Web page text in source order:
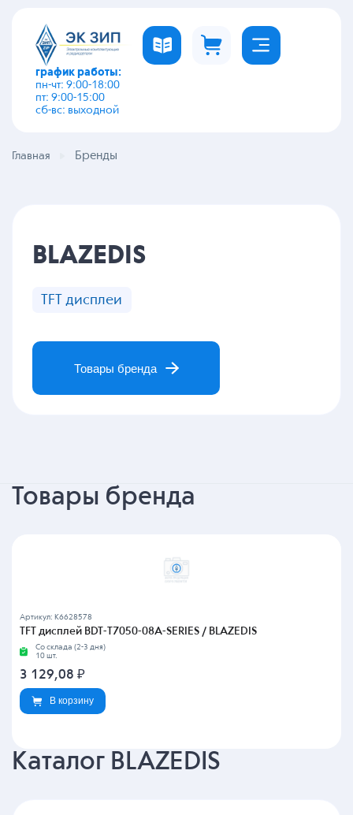
график работы:
пн-чт: 9:00-18:00
пт: 9:00-15:00
сб-вс: выходной
Главная Бренды
BLAZEDIS
TFT дисплеи
Товары бренда
Товары бренда
Артикул: K6628578
TFT дисплей BDT-T7050-08A-SERIES / BLAZEDIS
Со склада (2-3 дня)
10 шт.
3 129,08 ₽
В корзину
Каталог BLAZEDIS